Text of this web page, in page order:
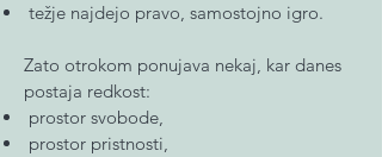
težje najdejo pravo, samostojno igro.
Zato otrokom ponujava nekaj, kar danes
postaja redkost:
prostor svobode,
prostor pristnosti,